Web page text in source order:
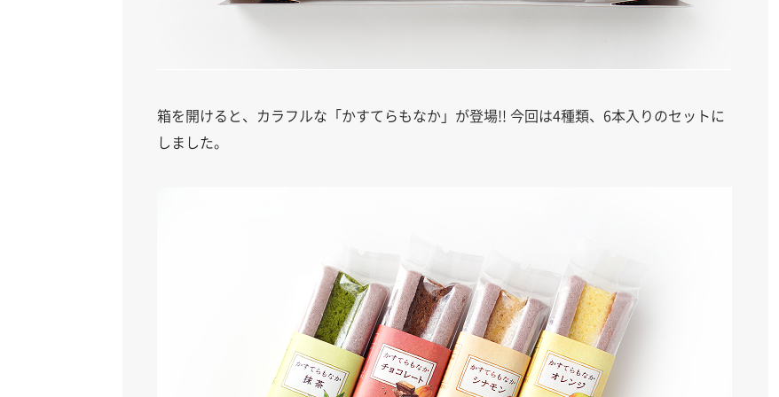
箱を開けると、カラフルな「かすてらもなか」が登場!! 今回は4種類、6本入りのセットに
しました。